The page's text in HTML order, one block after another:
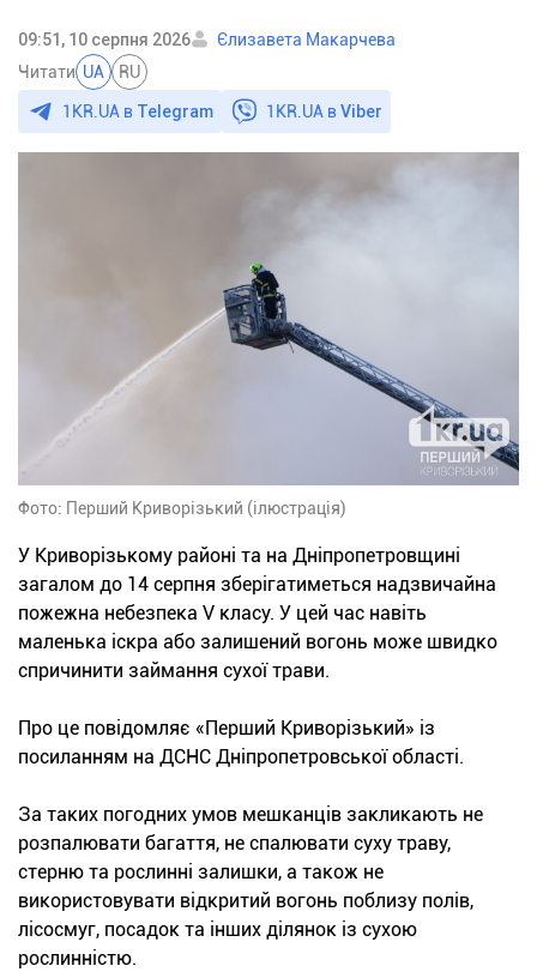
09:51, 10 серпня 2026
Єлизавета Макарчева
Читати UA RU
1KR.UA в Telegram 1KR.UA вViber
Фото: Перший Криворізький (ілюстрація)
У Криворізькому районі та на Дніпропетровщині
загалом до 14 серпня зберігатиметься надзвичайна
пожежна небезпека V класу. У цей час навіть
маленька іскра або залишений вогонь може швидко
спричинити займання сухої трави.
Про це повідомляє «Перший Криворізький» із
посиланням на ДСНС Дніпропетровської області.
За таких погодних умов мешканців закликають не
розпалювати багаття, не спалювати суху траву,
стерню та рослинні залишки, а також не
використовувати відкритий вогонь поблизу полів,
лісосмуг, посадок та інших ділянок із сухою
рослинністю.